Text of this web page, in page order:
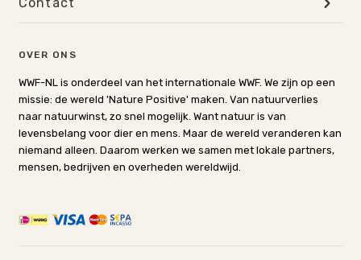
OVER ONS
WWF-NL is onderdeel van het internationale WWF. We zijn op een
missie: de wereld 'Nature Positive' maken. Van natuurverlies
naar natuurwinst, zo snel mogelijk. Want natuur is van
levensbelang voor dier en mens. Maar de wereld veranderen kan
niemand alleen. Daarom werken we samen met lokale partners,
mensen, bedrijven en overheden wereldwijd.